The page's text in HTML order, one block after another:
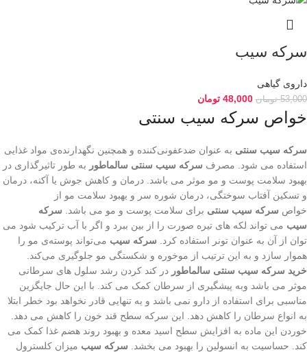
سرکه سیب
داروی گیاهی
53,000 تومان 48,000 تومان
خواص سرکه سیب سنتی
سرکه سیب سنتی به عنوان ضدعفونی‌کننده و همچنین نگهدارنده‌ی مواد غذایی
استفاده می شود. مصرف سرکه سیب سنتی سالماطور به طور تاثیرگذاری در
بهبود سلامت پوست و مو موثر می باشد. درمان و کاهش جوش یا آکنه، درمان
و تسکین آفتاب سوختگی، درمان شوره سر و بهبود سلامت مو از
خواص سرکه سیب سنتی برای سلامت پوست و مو می باشد. سرکه
سیب می تواند لکه های تیره صورت را از بین ببرد و اگر با آب ترکیب شود می
توان از آن به عنوان تونر استفاده کرد. سرکه‌ سیب می‌تواند پوسته‌ی مو را
هموار سازد و به این ترتیب از موخوره و شکستگی مو جلوگیری می‌کند.
خرید سرکه سیب سنتی سالماطور در کند کردن رشد سلول های سرطانی
موثر می باشد وبه پیشگیری از سرطان کمک می کند. با این حال جایگزین
مناسبی برای استفاده از دارو نمی باشد و به تنهایی قادر نخواهد بود خطر ابتلا
به انواع سرطان را کاهش دهد. این سرکه سطح قند خون را کاهش می دهد.
خوردن این ماده به افزایش سطح اسید معده و بهبود روند هضم غذا کمک می
کند. حساسیت به انسولین را بهبود می بخشد. سرکه سیب میزان کلسترول